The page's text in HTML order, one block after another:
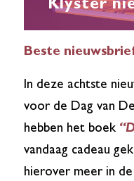
Klyster
Beste
In deze achtste
voor de Dag van
hebben het boek
vandaag cadeau
hierover meer in